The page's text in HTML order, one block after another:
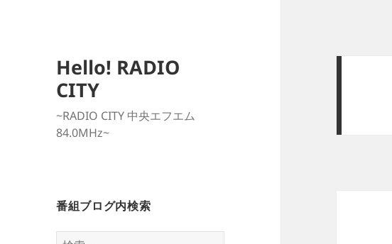
Hello! RADIO
CITY
~RADIO CITY 中央エフエム
84.0MHz~
番組ブログ内検索
検